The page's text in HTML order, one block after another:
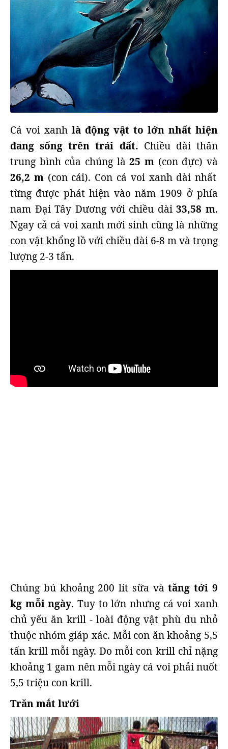
Cá voi xanh là động vật to lớn nhất hiện
đang sống trên trái đất. Chiều dài thân
trung bình của chúng là 25 m (con đực) và
26,2 m(con cái). Con cá voi xanh dài nhất
từng được phát hiện vào năm 1909 ở phía
nam Đại Tây Dương với chiều dài33,58 m.
Ngay cả cá voi xanh mới sinh cũng là những
con vật khổng lồ với chiều dài 6-8 m và trọng
lượng 2-3 tấn.
Chúng bú khoảng 200 lít sữa vàtăng tới 9
kg mỗi ngày. Tuy to lớn nhưng cá voi xanh
chủ yếu ăn krill - loài động vật phù du nhỏ
thuộc nhóm giáp xác. Mỗi con ăn khoảng 5,5
tấn krill mỗi ngày. Do mỗi con krill chỉ nặng
khoảng 1 gam nên mỗi ngày cá voi phải nuốt
5,5 triệu con krill.
Trăn mắt lưới